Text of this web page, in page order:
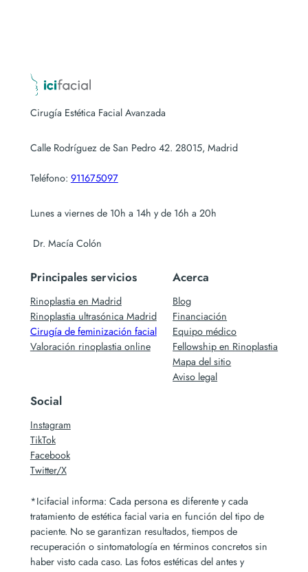
Cirugía Estética Facial Avanzada
Calle Rodríguez de San Pedro 42. 28015, Madrid
Teléfono: 911675097
Lunes a viernes de 10h a 14h y de 16h a 20h
Dr. Macía Colón
Principales servicios
Rinoplastia en Madrid
Rinoplastia ultrasónica Madrid
Cirugía de feminización facial
Valoración rinoplastia online
Acerca
Blog
Financiación
Equipo médico
Fellowship en Rinoplastia
Mapa del sitio
Aviso legal
Social
Instagram
TikTok
Facebook
Twitter/X
*Icifacial informa: Cada persona es diferente y cada
tratamiento de estética facial varia en función del tipo de
paciente. No se garantizan resultados, tiempos de
recuperación o sintomatología en términos concretos sin
haber visto cada caso. Las fotos estéticas del antes y